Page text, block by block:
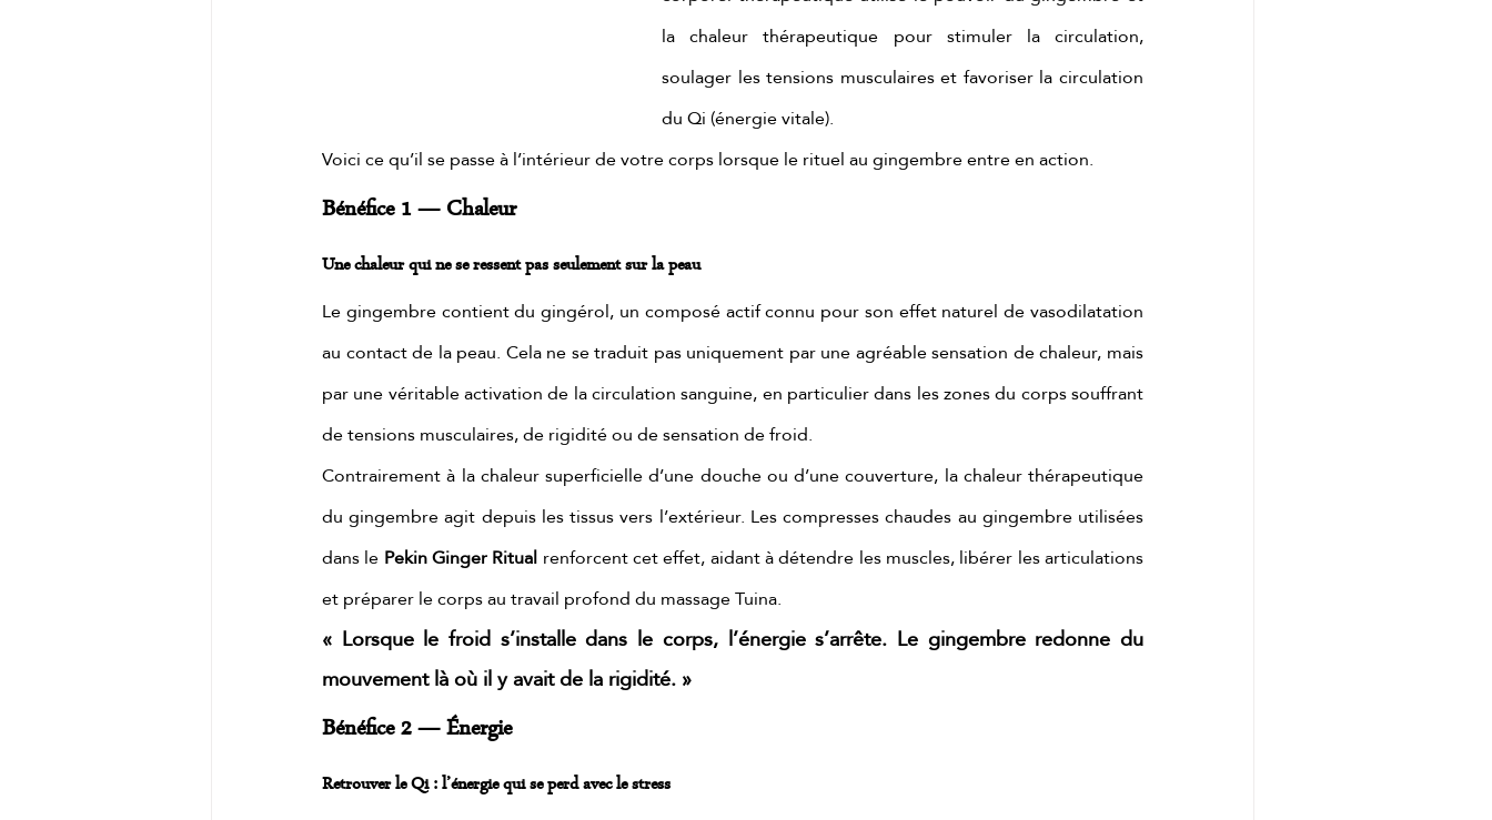
ritual de chocolate y pistacho Le cadeau idéal
la chaleur thérapeutique pour stimuler la circulation,
soulager les tensions musculaires et favoriser la circulation
du Qi (énergie vitale).
Voici ce qu’il se passe à l’intérieur de votre corps lorsque le rituel au gingembre entre en action.
Bénéfice 1 — Chaleur
Une chaleur qui ne se ressent pas seulement sur la peau
Le gingembre contient du gingérol, un composé actif connu pour son effet naturel de vasodilatation
au contact de la peau. Cela ne se traduit pas uniquement par une agréable sensation de chaleur, mais
par une véritable activation de la circulation sanguine, en particulier dans les zones du corps souffrant
de tensions musculaires, de rigidité ou de sensation de froid.
Contrairement à la chaleur superficielle d’une douche ou d’une couverture, la chaleur thérapeutique
du gingembre agit depuis les tissus vers l’extérieur. Les compresses chaudes au gingembre utilisées
dans le Pekin Ginger Ritual renforcent cet effet, aidant à détendre les muscles, libérer les articulations
et préparer le corps au travail profond du massage Tuina.
« Lorsque le froid s’installe dans le corps, l’énergie s’arrête. Le gingembre redonne du
mouvement là où il y avait de la rigidité. »
Bénéfice 2 — Énergie
Retrouver le Qi : l’énergie qui se perd avec le stress